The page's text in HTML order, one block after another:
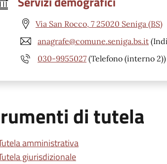
Via San Rocco, 7 25020 Seniga (BS)
anagrafe@comune.seniga.bs.it
030-9955027 (Telefono (interno 2))
di tutela
amministrativa
giurisdizionale